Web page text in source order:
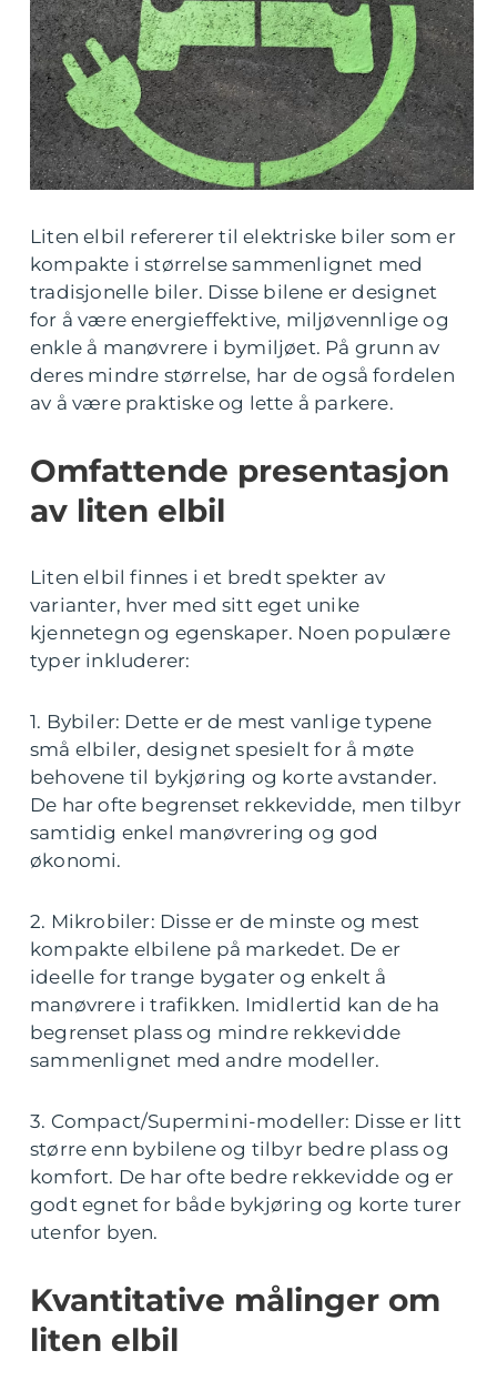
Liten elbil refererer til elektriske biler som er
kompakte i størrelse sammenlignet med
tradisjonelle biler. Disse bilene er designet
for å være energieffektive, miljøvennlige og
enkle å manøvrere i bymiljøet. På grunn av
deres mindre størrelse, har de også fordelen
av å være praktiske og lette å parkere.
Omfattende presentasjon
av liten elbil
Liten elbil finnes i et bredt spekter av
varianter, hver med sitt eget unike
kjennetegn og egenskaper. Noen populære
typer inkluderer:
1. Bybiler: Dette er de mest vanlige typene
små elbiler, designet spesielt for å møte
behovene til bykjøring og korte avstander.
De har ofte begrenset rekkevidde, men tilbyr
samtidig enkel manøvrering og god
økonomi.
2. Mikrobiler: Disse er de minste og mest
kompakte elbilene på markedet. De er
ideelle for trange bygater og enkelt å
manøvrere i trafikken. Imidlertid kan de ha
begrenset plass og mindre rekkevidde
sammenlignet med andre modeller.
3. Compact/Supermini-modeller: Disse er litt
større enn bybilene og tilbyr bedre plass og
komfort. De har ofte bedre rekkevidde og er
godt egnet for både bykjøring og korte turer
utenfor byen.
Kvantitative målinger om
liten elbil